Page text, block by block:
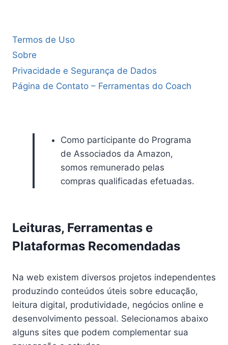
Termos de Uso
Sobre
Privacidade e Segurança de Dados
Página de Contato – Ferramentas do Coach
Como participante do Programa
de Associados da Amazon,
somos remunerado pelas
compras qualificadas efetuadas.
Leituras, Ferramentas e
Plataformas Recomendadas
Na web existem diversos projetos independentes
produzindo conteúdos úteis sobre educação,
leitura digital, produtividade, negócios online e
desenvolvimento pessoal. Selecionamos abaixo
alguns sites que podem complementar sua